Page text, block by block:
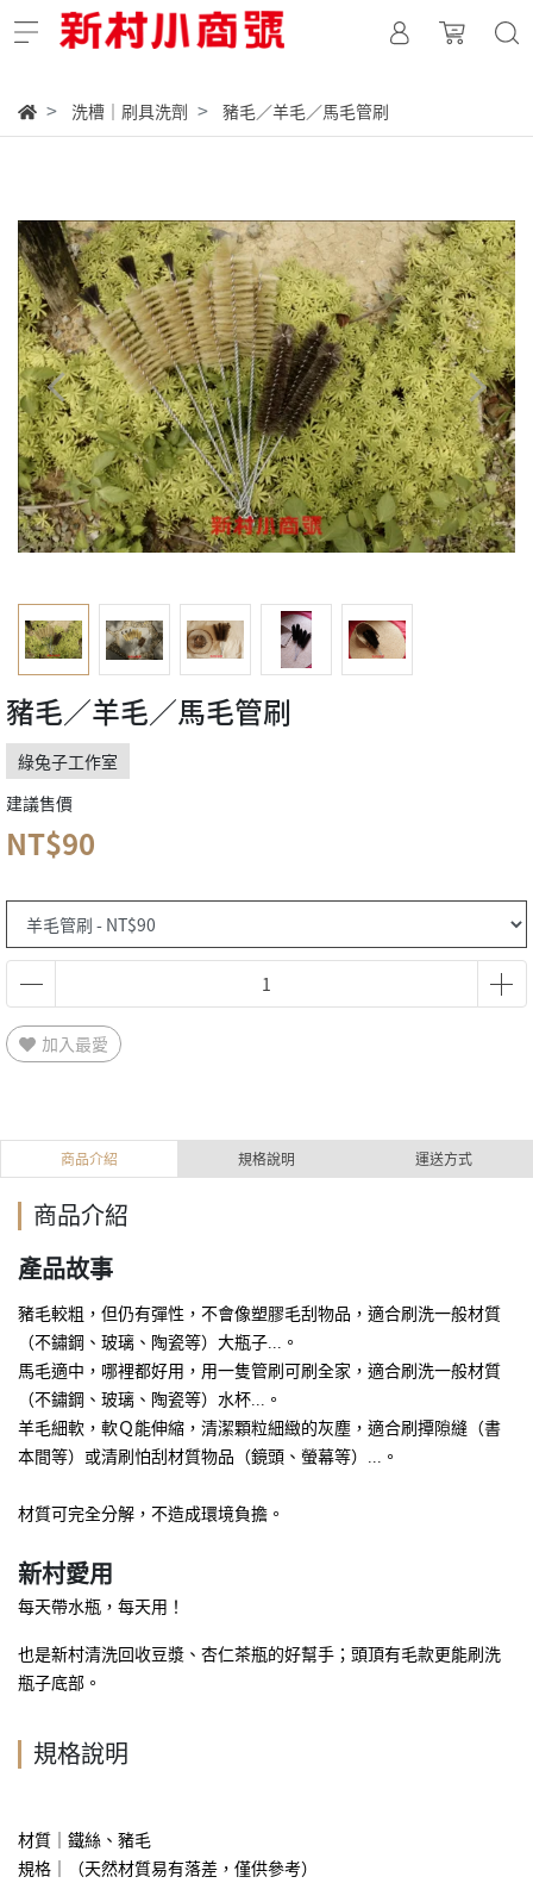
洗槽｜刷具洗劑 豬毛／羊毛／馬毛管刷
豬毛／羊毛／馬毛管刷
綠兔子工作室
建議售價
NT$90
加入最愛
商品介紹 規格說明 運送方式
商品介紹
產品故事
豬毛較粗，但仍有彈性，不會像塑膠毛刮物品，適合刷洗一般材質
（不鏽鋼、玻璃、陶瓷等）大瓶子... 。
馬毛適中，哪裡都好用，用一隻管刷可刷全家，適合刷洗一般材質
（不鏽鋼、玻璃、陶瓷等）水杯... 。
羊毛細軟，軟Ｑ能伸縮，清潔顆粒細緻的灰塵，適合刷撢隙縫（書
本間等）或清刷怕刮材質物品（鏡頭、螢幕等）... 。
材質可完全分解，不造成環境負擔。
新村愛用
每天帶水瓶，每天用！
也是新村清洗回收豆漿、杏仁茶瓶的好幫手；頭頂有毛款更能刷洗
瓶子底部 。
規格說明
材質｜鐵絲、豬毛
規格｜
（天然材質易有落差，僅供參考）